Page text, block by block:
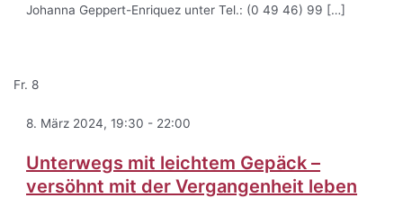
Johanna Geppert-Enriquez unter Tel.: (0 49 46) 99 […]
Fr. 8
8. März 2024, 19:30 - 22:00
Unterwegs mit leichtem Gepäck –
versöhnt mit der Vergangenheit leben